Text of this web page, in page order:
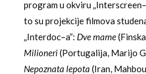
program u okviru
to su projekcije filmova
„Interdoc–a”: Dve mame
Milioneri(Portugalija, Marijo
Nepoznata lepota (Iran,